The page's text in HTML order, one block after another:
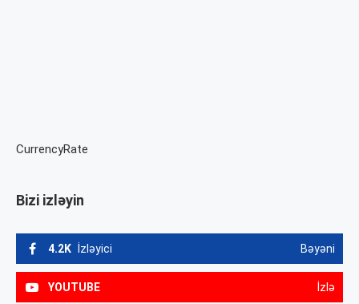
CurrencyRate
Bizi izləyin
4.2K İzləyici Bəyəni
YOUTUBE İzlə